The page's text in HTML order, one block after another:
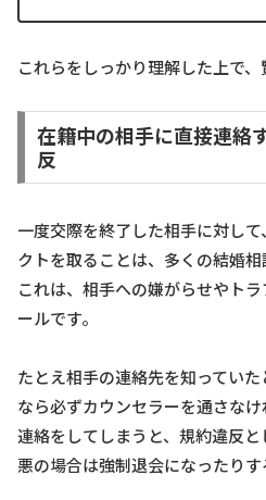
これらをしっかり理解した上で、
在籍中の相手に直接連絡
反
一度交際を終了した相手に対し
クトを取ることは、多くの結婚相
これは、相手への嫌がらせやト
ールです。
たとえ相手の連絡先を知ってい
なら必ずカウンセラーを通さな
連絡をしてしまうと、規約違反
悪の場合は強制退会になったりす